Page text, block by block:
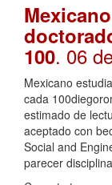
100. 06
Mexicano
cada
estimado de
aceptado con
Social and
parecer